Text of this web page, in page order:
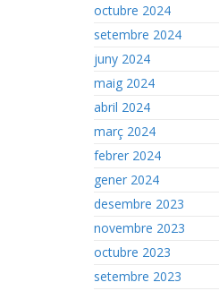
octubre 2024
setembre 2024
juny 2024
maig 2024
abril 2024
març 2024
febrer 2024
gener 2024
desembre 2023
novembre 2023
octubre 2023
setembre 2023